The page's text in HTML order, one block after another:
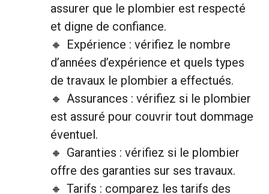
assurer que le plombier est respecté
et digne de confiance.
Expérience : vérifiez le nombre
d’années d’expérience et quels types
de travaux le plombier a effectués.
Assurances : vérifiez si le plombier
est assuré pour couvrir tout dommage
éventuel.
Garanties : vérifiez si le plombier
offre des garanties sur ses travaux.
Tarifs : comparez les tarifs des